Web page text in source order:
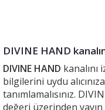
DIVINE HAND
DIVINE HAND kanalını
bilgilerini uydu
tanımlamalısınız.
değeri üzerinden